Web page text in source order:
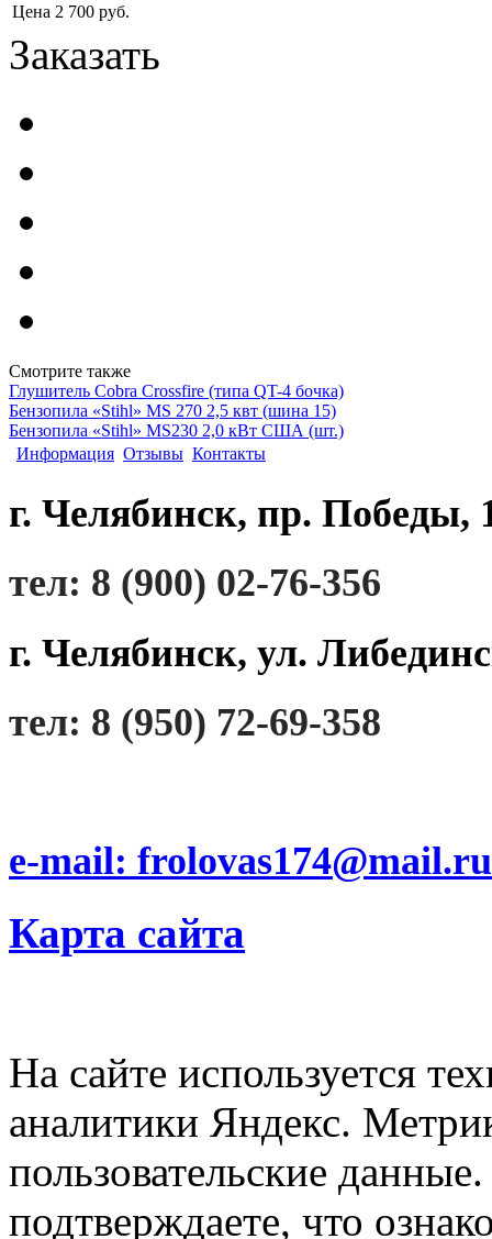
Цена 2 700 руб.
Заказать
Смотрите также
Глушитель Сobra Crossfire (типа QT-4 бочка)
Бензопила «Stihl» MS 270 2,5 квт (шина 15)
Бензопила «Stihl» MS230 2,0 кВт США (шт.)
Информация Отзывы Контакты
г. Челябинск, пр. Победы,
тел: 8 (900) 02-76-356
г. Челябинск, ул.
тел: 8 (950) 72-69-358
e-mail: frolovas174@mail.ru
Карта сайта
На сайте используется
аналитики Яндекс.
пользовательские
подтверждаете, что